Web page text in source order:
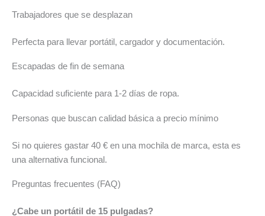
Trabajadores que se desplazan
Perfecta para llevar portátil, cargador y documentación.
Escapadas de fin de semana
Capacidad suficiente para 1-2 días de ropa.
Personas que buscan calidad básica a precio mínimo
Si no quieres gastar 40 € en una mochila de marca, esta es
una alternativa funcional.
Preguntas frecuentes (FAQ)
¿Cabe un portátil de 15 pulgadas?